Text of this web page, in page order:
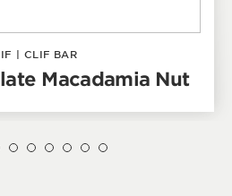
| CLIF BAR
Macadamia Nut